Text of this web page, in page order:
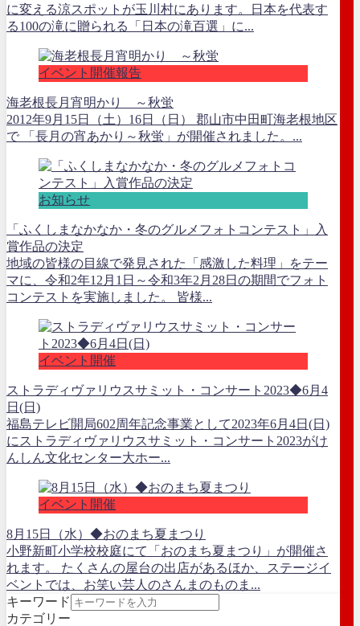
に変える涼スポットが玉川村にあります。日本を代表す
る100の滝に贈られる「日本の滝百選」に...
イベント開催報告
海老根長月宵明かり ～秋蛍
2012年9月15日（土）16日（日） 郡山市中田町海老根地区
で 「長月の宵あかり～秋蛍」が開催されました。...
お知らせ
「ふくしまなかなか・冬のグルメフォトコンテスト」入
賞作品の決定
地域の皆様の目線で発見された「感激した料理」をテー
マに、令和2年12月1日～令和3年2月28日の期間でフォト
コンテストを実施しました。 皆様...
イベント開催
ストラディヴァリウスサミット・コンサート2023◆6月4
日(日)
福島テレビ開局602周年記念事業として2023年6月4日(日)
にストラディヴァリウスサミット・コンサート2023がけ
んしん文化センター大ホー...
イベント開催
8月15日（水）◆おのまち夏まつり
小野新町小学校校庭にて「おのまち夏まつり」が開催さ
れます。 たくさんの屋台の出店があるほか、ステージイ
ベントでは、お笑い芸人のさんまのものま...
キーワード
カテゴリー